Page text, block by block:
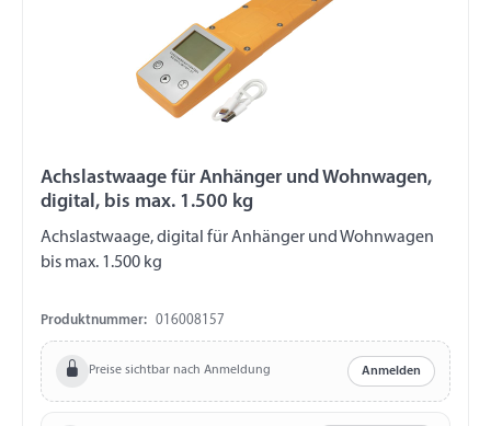
Achslastwaage für Anhänger und Wohnwagen,
digital, bis max. 1.500 kg
Achslastwaage, digital für Anhänger und Wohnwagen
bis max. 1.500 kg
Produktnummer: 016008157
Preise sichtbar nach Anmeldung Anmelden